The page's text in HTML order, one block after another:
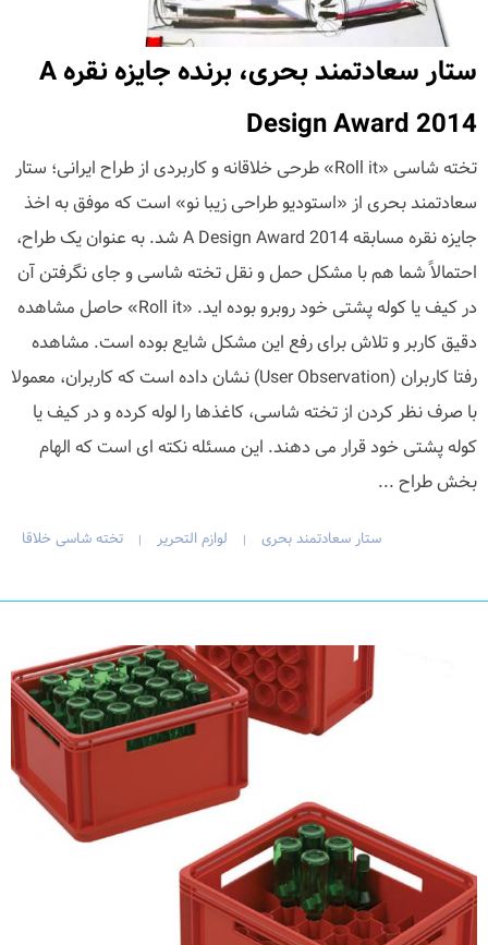
ستار سعادتمند بحری، برنده جایزه نقره A
Design Award 2014
تخته شاسی «Roll it» طرحی خلاقانه و کاربردی از طراح ایرانی؛ ستار
سعادتمند بحری از «استودیو طراحی زیبا نو» است که موفق به اخذ
جایزه نقره مسابقه A Design Award 2014 شد. به عنوان یک طراح،
احتمالاً شما هم با مشکل حمل و نقل تخته شاسی و جای نگرفتن آن
در کیف یا کوله پشتی خود روبرو بوده اید. «Roll it» حاصل مشاهده
دقیق کاربر و تلاش برای رفع این مشکل شایع بوده است. مشاهده
رفتا کاربران (User Observation) نشان داده است که کاربران، معمولا
با صرف نظر کردن از تخته شاسی، کاغذها را لوله کرده و در کیف یا
کوله پشتی خود قرار می دهند. این مسئله نکته ای است که الهام
بخش طراح ...
ستار سعادتمند بحری | لوازم التحریر | تخته شاسی خلاقا